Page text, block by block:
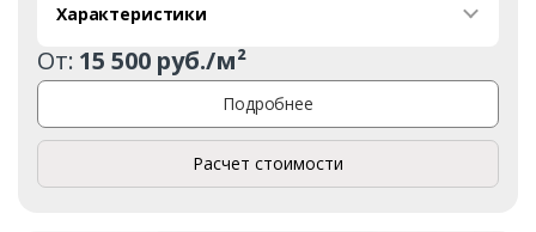
Характеристики
От: 15 500 руб./м²
Подробнее
Расчет стоимости